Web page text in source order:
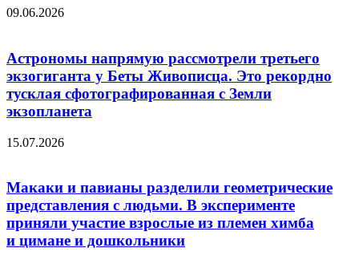
09.06.2026
Астрономы напрямую рассмотрели третьего
экзогиганта у Беты Живописца. Это рекордно
тусклая сфотографированная с Земли
экзопланета
15.07.2026
Макаки и павианы разделили геометрические
представления с людьми. В эксперименте
приняли участие взрослые из племен химба
и цимане и дошкольники